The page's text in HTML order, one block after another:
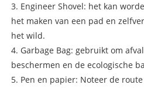
3. Engineer Shovel: het kan
het maken van een pad en
het wild.
4. Garbage Bag: gebruikt om
beschermen en de ecologische
5. Pen en papier: Noteer de